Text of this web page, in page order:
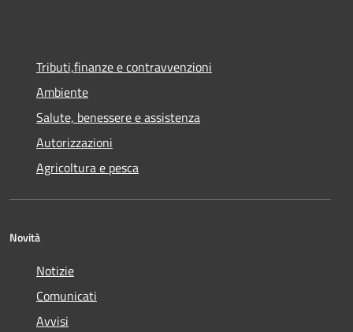
Tributi,finanze e contravvenzioni
Ambiente
Salute, benessere e assistenza
Autorizzazioni
Agricoltura e pesca
Novità
Notizie
Comunicati
Avvisi